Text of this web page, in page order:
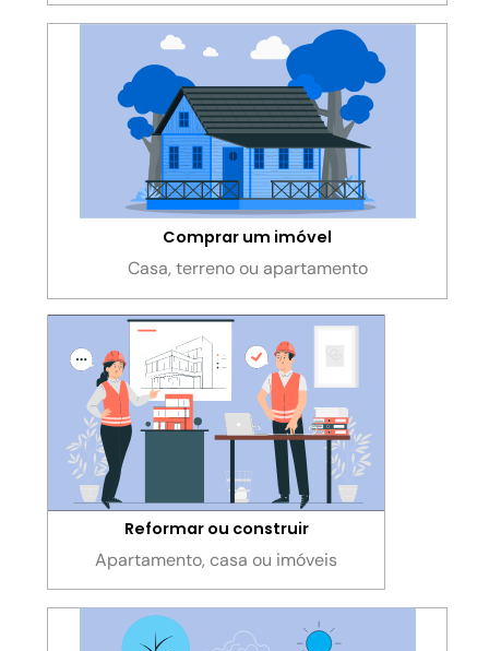
Comprar um imóvel
Casa, terreno ou apartamento
Reformar ou construir
Apartamento, casa ou imóveis